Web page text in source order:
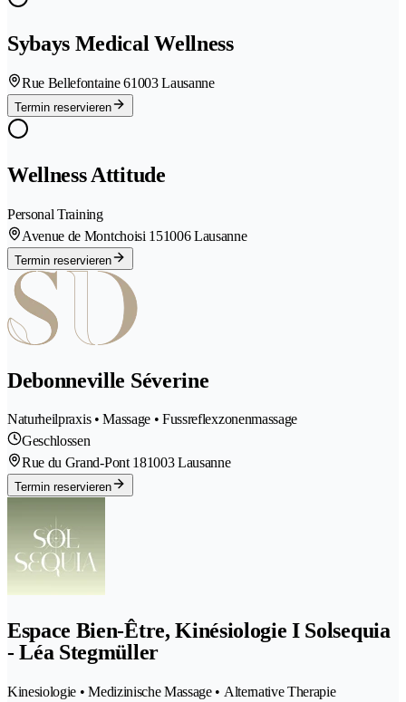
Sybays Medical Wellness
Rue Bellefontaine 61003 Lausanne
Termin reservieren
Wellness Attitude
Personal Training
Avenue de Montchoisi 151006 Lausanne
Termin reservieren
Debonneville Séverine
Naturheilpraxis • Massage • Fussreflexzonenmassage
Geschlossen
Rue du Grand-Pont 181003 Lausanne
Termin reservieren
Espace Bien-Être, Kinésiologie I Solsequia
- Léa Stegmüller
Kinesiologie • Medizinische Massage • Alternative Therapie